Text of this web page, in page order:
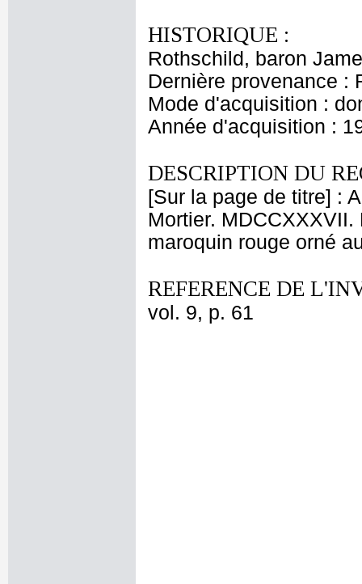
HISTORIQUE :
Rothschild, baron
Dernière provenance :
Mode d'acquisition :
Année d'acquisition :
DESCRIPTION DU
[Sur la page de titre] :
Mortier.
maroquin rouge orné
REFERENCE DE
vol. 9, p. 61